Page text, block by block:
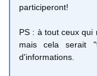
participeront!
PS : à tout ceux qui
mais cela serait
d'informations.